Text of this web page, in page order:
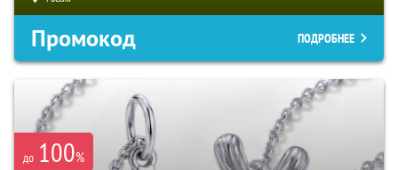
Промокод ПОДРОБНЕЕ
до 100%